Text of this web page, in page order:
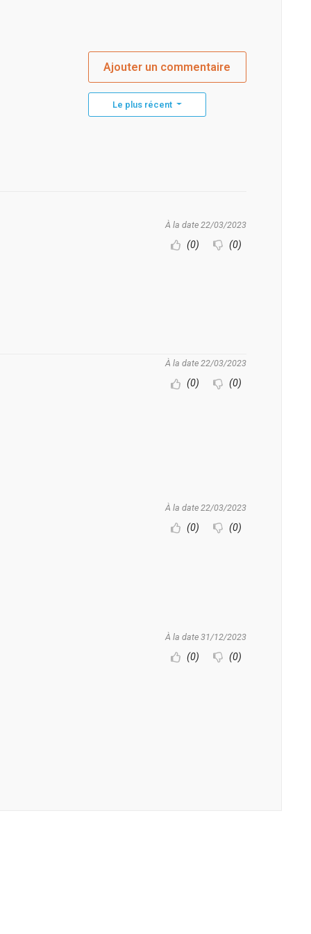
Ajouter un commentaire
Le plus récent
À la date 22/03/2023
(0) (0)
À la date 22/03/2023
(0) (0)
À la date 22/03/2023
(0) (0)
À la date 31/12/2023
(0) (0)